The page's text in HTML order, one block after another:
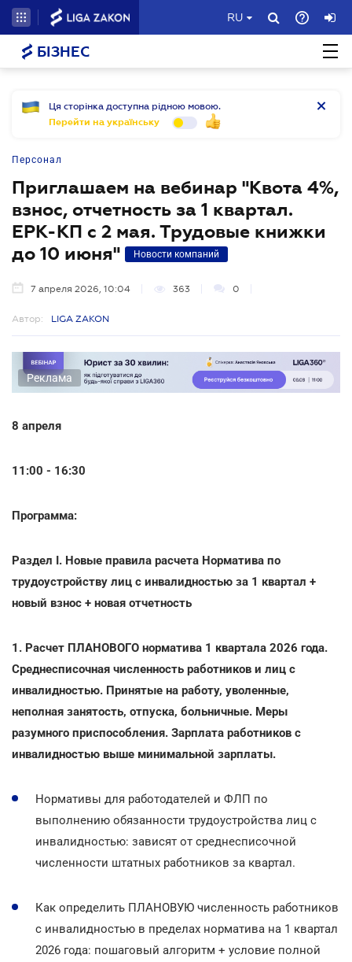
RU
БІЗНЕС
Ця сторінка доступна рідною мовою.
Перейти на українську
Персонал
Приглашаем на вебинар "Квота 4%,
взнос, отчетность за 1 квартал.
ЕРК-КП с 2 мая. Трудовые книжки
до 10 июня"
Новости компаний
7 апреля 2026, 10:04 363 0
Автор: LIGA ZAKON
Реклама
8 апреля
11:00 - 16:30
Программа:
Раздел I. Новые правила расчета Норматива по
трудоустройству лиц с инвалидностью за 1 квартал +
новый взнос + новая отчетность
1. Расчет ПЛАНОВОГО норматива 1 квартала 2026 года.
Среднесписочная численность работников и лиц с
инвалидностью. Принятые на работу, уволенные,
неполная занятость, отпуска, больничные. Меры
разумного приспособления. Зарплата работников с
инвалидностью выше минимальной зарплаты.
Нормативы для работодателей и ФЛП по
выполнению обязанности трудоустройства лиц с
инвалидностью: зависят от среднесписочной
численности штатных работников за квартал.
Как определить ПЛАНОВУЮ численность работников
с инвалидностью в пределах норматива на 1 квартал
2026 года: пошаговый алгоритм + условие полной